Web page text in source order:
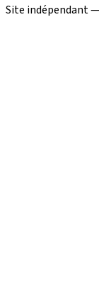
Site indépendant